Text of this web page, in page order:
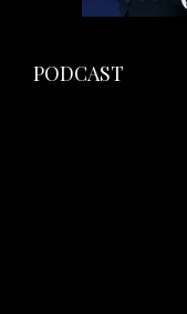
PODCAST